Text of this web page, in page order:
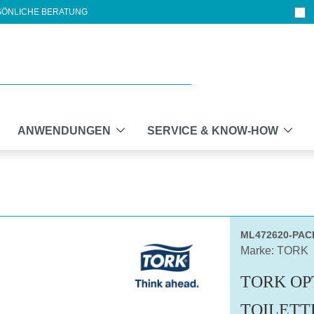
BERATUNG
ANWENDUNGEN SERVICE & KNOW-HOW
ML472620-
Marke: TORK
TORK